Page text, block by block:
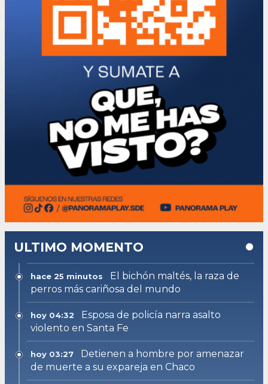
ULTIMO MOMENTO
hace 25 minutos
El bichón maltés, la raza de
perros más cariñosa del mundo
hoy 04:32
Esposa de policía narra asalto
violento en Santa Fe
hoy 03:27
Detienen a hombre por amenazar
de muerte a su expareja en Chaco